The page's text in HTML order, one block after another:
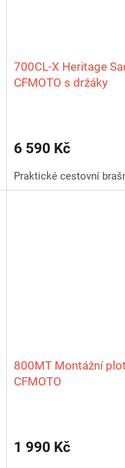
700CL‑X Heritage
CFMOTO s držáky
6 590 Kč
Praktické cestovní
800MT Montážní
CFMOTO
1 990 Kč